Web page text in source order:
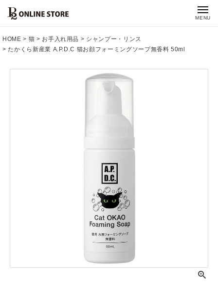
MENU
HOME 猫 お手入れ用品
シャンプー・リンス
たかくら新産業 A.P.D.C 猫お顔フォーミングソープ無香料 50ml